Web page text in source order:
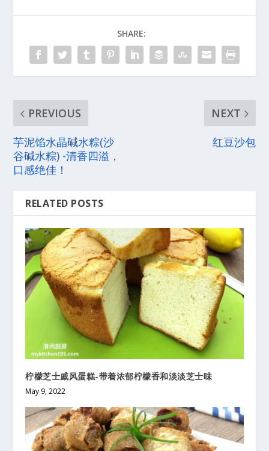
SHARE:
PREVIOUS
芋泥馅水晶碱水粽(沙
谷碱水粽) -清香四溢，
口感绝佳！
NEXT
红豆沙包
RELATED POSTS
柠檬芝士戚风蛋糕-带着浓郁柠檬香和淡淡芝士味
May 9, 2022